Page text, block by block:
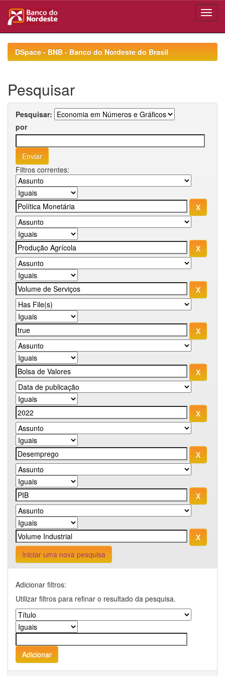
navigationDSpace - BNB - Banco do Nordeste do Brasil
Pesquisar
Pesquisar:
por
Filtros correntes:
Iniciar uma nova pesquisa
Adicionar filtros:
Utilizar filtros para refinar o resultado da pesquisa.